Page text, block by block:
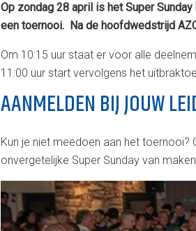
Op zondag 28 april is het Super
een toernooi. Na de hoofdwedstrijd
Om 10:15 uur staat er voor alle
11:00 uur start vervolgens het
AANMELDEN BIJ JOUW
Kun je niet meedoen aan het toernooi?
onvergetelijke Super Sunday van